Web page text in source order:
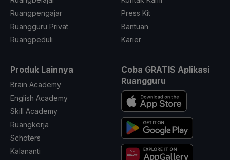
Ruangpengajar
Ruangguru Privat
Ruangpeduli
Press Kit
Bantuan
Karier
Produk Lainnya
Brain Academy
English Academy
Skill Academy
Ruangkerja
Schoters
Kalananti
Coba GRATIS Aplikasi
Ruangguru